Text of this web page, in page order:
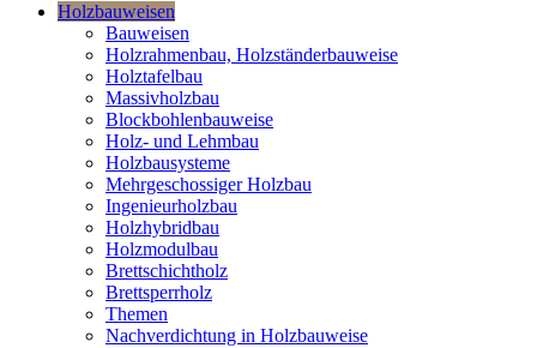
Holzbauweisen
Bauweisen
Holzrahmenbau, Holzständerbauweise
Holztafelbau
Massivholzbau
Blockbohlenbauweise
Holz- und Lehmbau
Holzbausysteme
Mehrgeschossiger Holzbau
Ingenieurholzbau
Holzhybridbau
Holzmodulbau
Brettschichtholz
Brettsperrholz
Themen
Nachverdichtung in Holzbauweise